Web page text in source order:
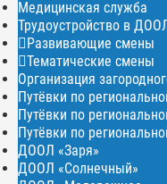
Медицинская служба
Трудоустройство в
Развивающие смены
Тематические смены
Организация
Путёвки по
Путёвки по
Путёвки по
ДООЛ «Заря»
ДООЛ «Солнечный»